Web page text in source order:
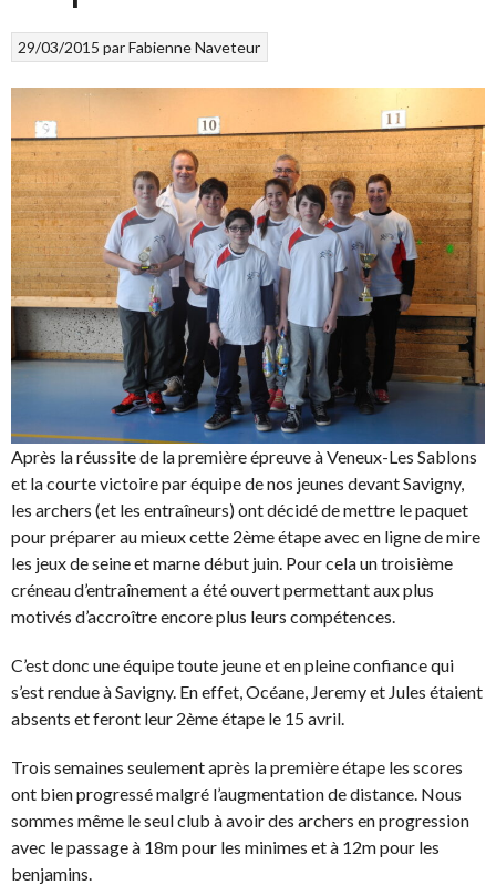
29/03/2015 parFabienne Naveteur
Après la réussite de la première épreuve à Veneux-Les Sablons
et la courte victoire par équipe de nos jeunes devant Savigny,
les archers (et les entraîneurs) ont décidé de mettre le paquet
pour préparer au mieux cette 2ème étape avec en ligne de mire
les jeux de seine et marne début juin. Pour cela un troisième
créneau d’entraînement a été ouvert permettant aux plus
motivés d’accroître encore plus leurs compétences.
C’est donc une équipe toute jeune et en pleine confiance qui
s’est rendue à Savigny. En effet, Océane, Jeremy et Jules étaient
absents et feront leur 2ème étape le 15 avril.
Trois semaines seulement après la première étape les scores
ont bien progressé malgré l’augmentation de distance. Nous
sommes même le seul club à avoir des archers en progression
avec le passage à 18m pour les minimes et à 12m pour les
benjamins.